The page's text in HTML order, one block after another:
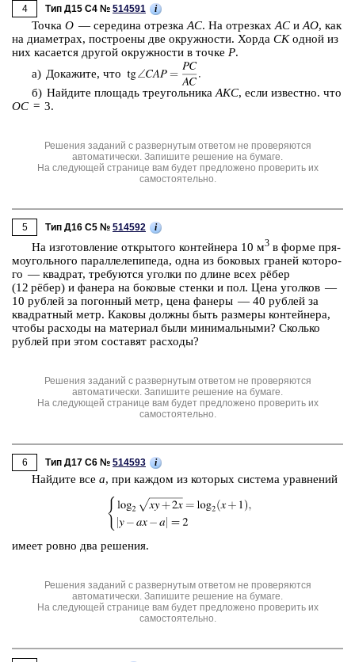
4 Тип Д15 C4 № 514591 i
Точка O — се­ре­ди­на от­рез­ка AC. На от­рез­ках AC и AO, как
на диа­мет­рах, по­стро­е­ны две окруж­но­сти. Хорда CKодной из
них ка­са­ет­ся дру­гой окруж­но­сти в точке P.
а) До­ка­жи­те, что
б) Най­ди­те пло­щадь тре­уголь­ни­ка AKC, если из­вест­но. что
OC = 3.
Решения заданий с развернутым ответом не проверяются
автоматически. Запишите решение на бумаге.
На следующей странице вам будет предложено проверить их
самостоятельно.
5 Тип Д16 C5 № 514592 i
На из­го­тов­ле­ние от­кры­то­го кон­тей­не­ра 10 м3 в форме пря­
мо­уголь­но­го па­рал­ле­ле­пи­пе­да, одна из бо­ко­вых гра­ней ко­то­ро­
го — квад­рат, тре­бу­ют­ся угол­ки по длине всех рёбер
(12 рёбер) и фа­не­ра на бо­ко­вые стен­ки и пол. Цена угол­ков —
10 руб­лей за по­гон­ный метр, цена фа­не­ры — 40 руб­лей за
квад­рат­ный метр. Ка­ко­вы долж­ны быть раз­ме­ры кон­тей­не­ра,
чтобы рас­хо­ды на ма­те­ри­ал были ми­ни­маль­ны­ми? Сколь­ко
руб­лей при этом со­ста­вят рас­хо­ды?
Решения заданий с развернутым ответом не проверяются
автоматически. Запишите решение на бумаге.
На следующей странице вам будет предложено проверить их
самостоятельно.
6 Тип Д17 C6 № 514593 i
Най­ди­те все a, при каж­дом из ко­то­рых си­сте­ма урав­не­ний
имеет ровно два ре­ше­ния.
Решения заданий с развернутым ответом не проверяются
автоматически. Запишите решение на бумаге.
На следующей странице вам будет предложено проверить их
самостоятельно.